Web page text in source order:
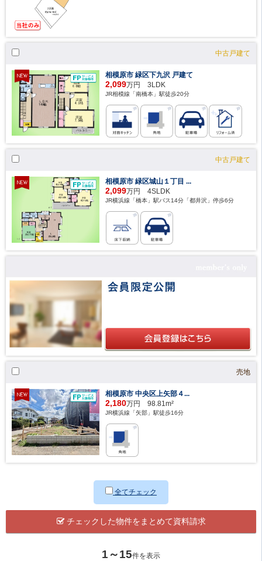
中古戸建て
相模原市 緑区下九沢 戸建て
2,099万円 3LDK
JR相模線「南橋本」駅徒歩20分
中古戸建て
相模原市 緑区城山１丁目 ...
2,099万円 4SLDK
JR横浜線「橋本」駅バス14分「都井沢」停歩6分
売地
相模原市 中央区上矢部４...
2,180万円 98.81m²
JR横浜線「矢部」駅徒歩16分
全てチェック
チェックした物件をまとめて資料請求
1～15件を表示